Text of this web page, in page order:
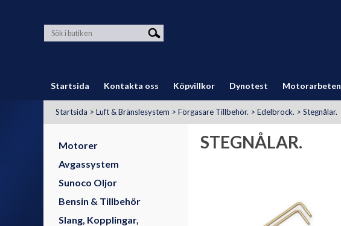
Startsida Kontakta oss Köpvillkor Dynotest Motorarbeten
Startsida > Luft & Bränslesystem > Förgasare Tillbehör. > Edelbrock. > Stegnålar.
Motorer
Avgassystem
Sunoco Oljor
Bensin & Tillbehör
Slang, Kopplingar,
STEGNÅLAR.